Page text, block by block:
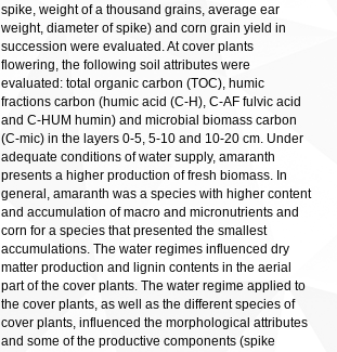
spike, weight of a thousand grains, average ear
weight, diameter of spike) and corn grain yield in
succession were evaluated. At cover plants
flowering, the following soil attributes were
evaluated: total organic carbon (TOC), humic
fractions carbon (humic acid (C-H), C-AF fulvic acid
and C-HUM humin) and microbial biomass carbon
(C-mic) in the layers 0-5, 5-10 and 10-20 cm. Under
adequate conditions of water supply, amaranth
presents a higher production of fresh biomass. In
general, amaranth was a species with higher content
and accumulation of macro and micronutrients and
corn for a species that presented the smallest
accumulations. The water regimes influenced dry
matter production and lignin contents in the aerial
part of the cover plants. The water regime applied to
the cover plants, as well as the different species of
cover plants, influenced the morphological attributes
and some of the productive components (spike